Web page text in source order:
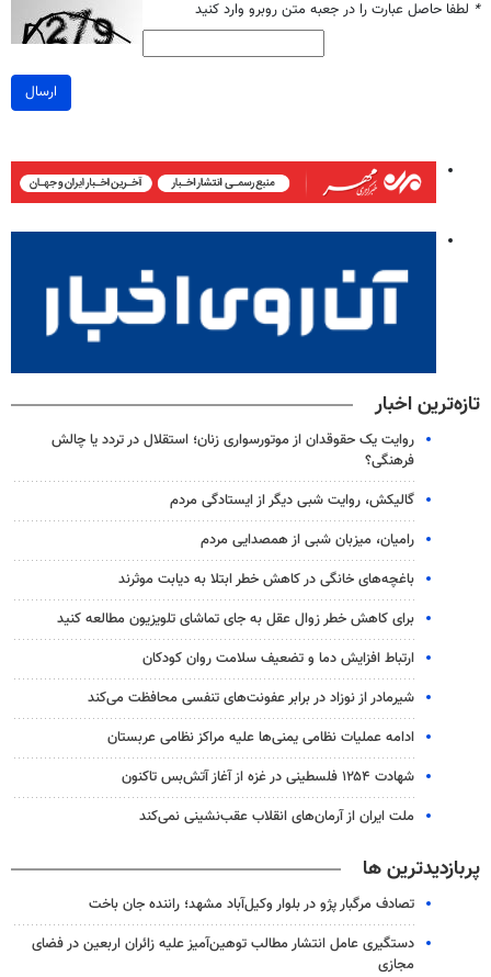
* لطفا حاصل عبارت را در جعبه متن روبرو وارد کنید
ارسال
تازه‌ترین اخبار
روایت یک حقوقدان از موتورسواری زنان؛ استقلال در تردد یا چالش
فرهنگی؟
گالیکش، روایت شبی دیگر از ایستادگی مردم
رامیان، میزبان شبی از همصدایی مردم
باغچه‌های خانگی در کاهش خطر ابتلا به دیابت موثرند
برای کاهش خطر زوال عقل به جای تماشای تلویزیون مطالعه کنید
ارتباط افزایش دما و تضعیف سلامت روان کودکان
شیرمادر از نوزاد در برابر عفونت‌های تنفسی محافظت می‌کند
ادامه عملیات نظامی یمنی‌ها علیه مراکز نظامی عربستان
شهادت ۱۲۵۴ فلسطینی در غزه از آغاز آتش‌بس تاکنون
ملت ایران از آرمان‌های انقلاب عقب‌نشینی نمی‌کند
پربازدیدترین ها
تصادف مرگبار پژو در بلوار وکیل‌آباد مشهد؛ راننده جان باخت
دستگیری عامل انتشار مطالب توهین‌آمیز علیه زائران اربعین در فضای
مجازی